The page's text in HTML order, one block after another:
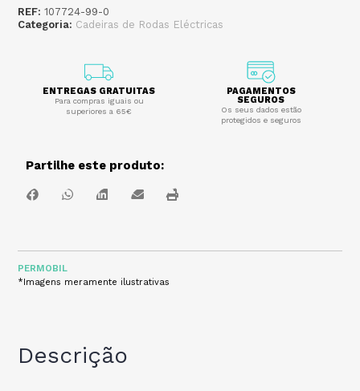
REF:107724-99-0
Categoria: Cadeiras de Rodas Eléctricas
ENTREGAS GRATUITAS
Para compras iguais ou
superiores a 65€
PAGAMENTOS
SEGUROS
Os seus dados estão
protegidos e seguros
Partilhe este produto:
PERMOBIL
*Imagens meramente ilustrativas
Descrição